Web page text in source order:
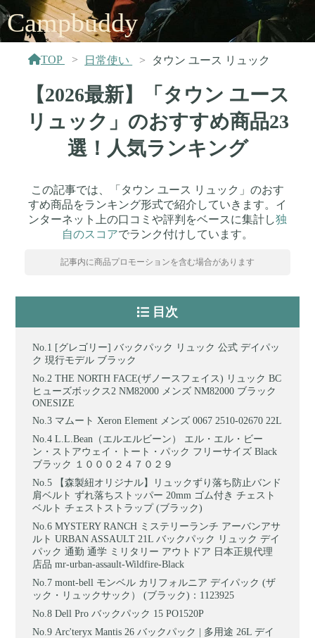
Campbuddy
TOP 日常使い タウン ユース リュック
【2026最新】「タウン ユース
リュック」のおすすめ商品23
選！人気ランキング
この記事では、「タウン ユース リュック」のおす
すめ商品をランキング形式で紹介していきます。イ
ンターネット上の口コミや評判をベースに集計し独
自のスコアでランク付けしています。
記事内に商品プロモーションを含む場合があります
目次
[グレゴリー] バックパック リュック 公式 デイパッ
ク 現行モデル ブラック
THE NORTH FACE(ザノースフェイス) リュック BC
ヒューズボックス2 NM82000 メンズ NM82000 ブラック
ONESIZE
マムート Xeron Element メンズ 0067 2510-02670 22L
L.L.Bean（エルエルビーン） エル・エル・ビー
ン・ストアウェイ・トート・パック フリーサイズ Black
ブラック １０００２４７０２９
【森製紐オリジナル】リュックずり落ち防止バンド
肩ベルト ずれ落ちストッパー 20mm ゴム付き チェスト
ベルト チェストストラップ (ブラック)
MYSTERY RANCH ミステリーランチ アーバンアサ
ルト URBAN ASSAULT 21L バックパック リュック デイ
パック 通勤 通学 ミリタリー アウトドア 日本正規代理
店品 mr-urban-assault-Wildfire-Black
mont-bell モンベル カリフォルニア デイパック (ザ
ック・リュックサック） (ブラック)：1123925
Dell Pro バックパック 15 PO1520P
Arc'teryx Mantis 26 バックパック | 多用途 26L デイ